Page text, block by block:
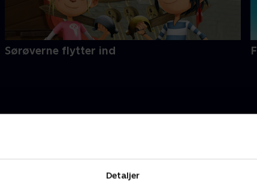
Detaljer
Sørøverne flytter ind